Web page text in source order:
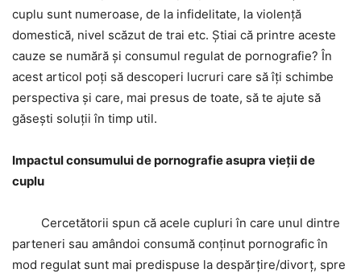
cuplu sunt numeroase, de la infidelitate, la violență
domestică, nivel scăzut de trai etc. Știai că printre aceste
cauze se numără și consumul regulat de pornografie? În
acest articol poți să descoperi lucruri care să îți schimbe
perspectiva și care, mai presus de toate, să te ajute să
găsești soluții în timp util.
Impactul consumului de pornografie asupra vieții de
cuplu
Cercetătorii spun că acele cupluri în care unul dintre
parteneri sau amândoi consumă conținut pornografic în
mod regulat sunt mai predispuse la despărțire/divorț, spre